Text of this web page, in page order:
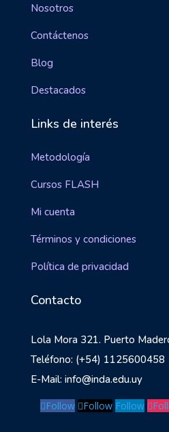
Nosotros
Contáctenos
Blog
Destacados
Links de interés
Metodología
Cursos FLASH
Mi cuenta
Términos y condiciones
Política de privacidad
Contacto
Lola Mora 321. Puerto
Teléfono: (+54) 1125600458
E-Mail: info@inda.edu.uy
Follow Follow Follow